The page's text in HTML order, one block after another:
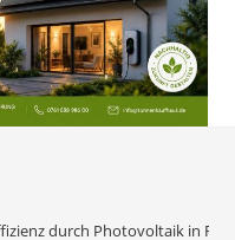
durch Photovoltaik in